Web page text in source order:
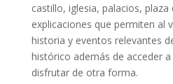
castillo, iglesia, palacios, plaza
explicaciones que permiten al
historia y eventos relevantes
histórico además de acceder
disfrutar de otra forma.